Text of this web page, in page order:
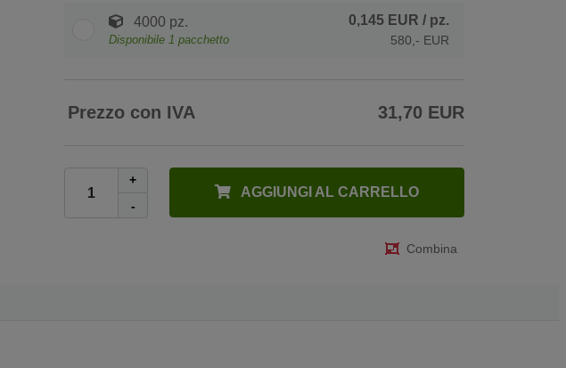
4000 pz.
Disponibile 1 pacchetto
0,145 EUR / pz.
580,- EUR
Prezzo con IVA 31,70 EUR
+
-
AGGIUNGI AL CARRELLO
Combina